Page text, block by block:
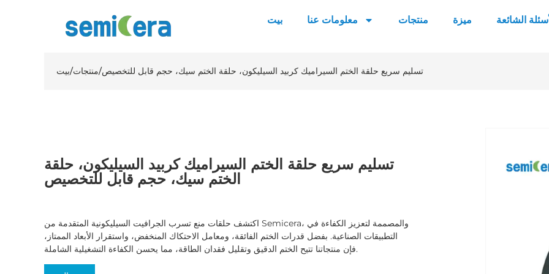
بيت معلومات عنا منتجات ميزة الشائعة
بيت/منتجات/تسليم سريع حلقة الختم السيراميك كربيد السيليكون، حلقة الختم سيك، حجم قابل للتخصيص
تسليم سريع حلقة الختم السيراميك كربيد السيليكون، حلقة
الختم سيك، حجم قابل للتخصيص
اكتشف حلقات منع تسرب الجرافيت السيليكونية المتقدمة من Semicera، والمصممة لتعزيز الكفاءة في
التطبيقات الصناعية. بفضل قدرات الختم الفائقة، ومعامل الاحتكاك المنخفض، واستقرار الأبعاد الممتاز،
فإن منتجاتنا تتيح الختم الدقيق وتقليل فقدان الطاقة، مما يحسن الكفاءة التشغيلية الشاملة.